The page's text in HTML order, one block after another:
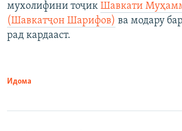
мухолифини тоҷик Шавкати
(Шавкатҷон Шарифов) ва модару
рад кардааст.
Идома